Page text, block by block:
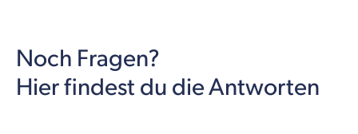
Noch Fragen?
Hier findest du die Antworten